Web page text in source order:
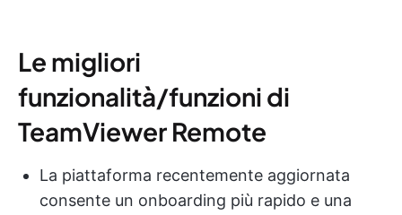
Le migliori
funzionalità/funzioni di
TeamViewer Remote
La piattaforma recentemente aggiornata
consente un onboarding più rapido e una